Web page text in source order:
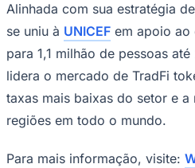
Santos
Alinhada com sua estratégia
se uniu à UNICEF em apoio ao
para 1,1 milhão de pessoas
lidera o mercado de TradFi
taxas mais baixas do setor e
regiões em todo o mundo.
Para mais informação, visite: